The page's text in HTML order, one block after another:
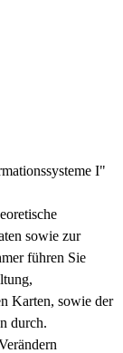
I"
sowie zur
führen Sie
Karten, sowie der
durch.